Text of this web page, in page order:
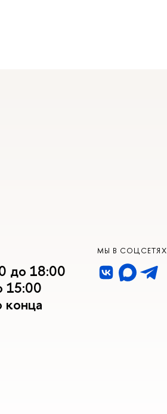
до 18:00
15:00
МЫ В СОЦСЕТЯХ